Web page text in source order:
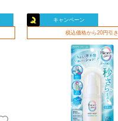
キャンペーン
税込価格から20円引き